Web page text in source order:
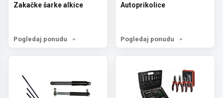
Zakačke šarke alkice
Pogledaj ponudu
Autoprikolice
Pogledaj ponudu